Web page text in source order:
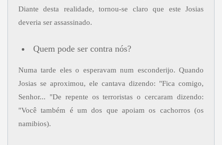
Diante desta realidade, tornou-se claro que este Josias
deveria ser assassinado.
Quem pode ser contra nós?
Numa tarde eles o esperavam num esconderijo. Quando
Josias se aproximou, ele cantava dizendo: "Fica comigo,
Senhor... "De repente os terroristas o cercaram dizendo:
"Você também é um dos que apoiam os cachorros (os
namibios).